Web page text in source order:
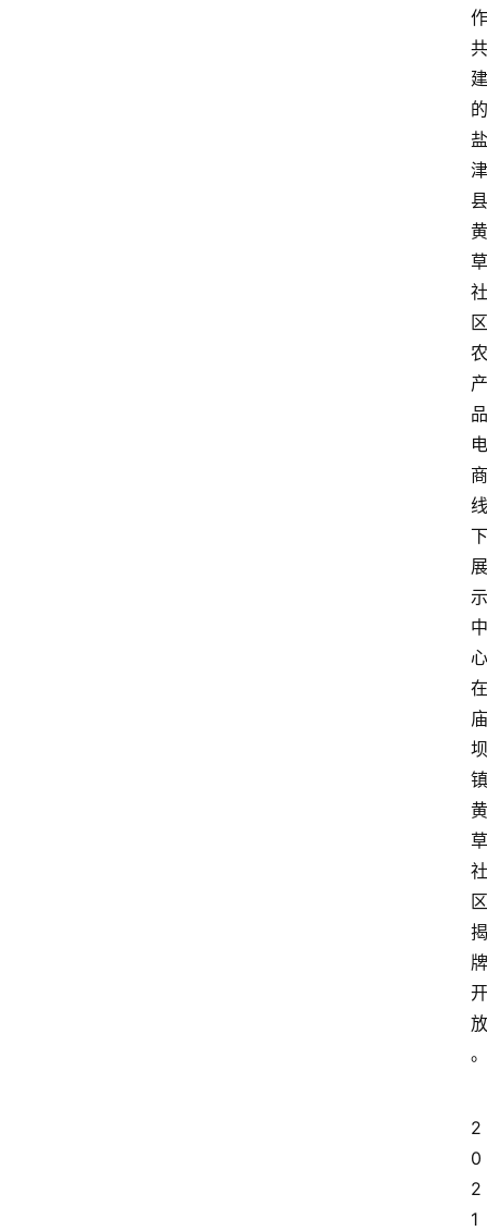
作
共
建
的
盐
津
县
黄
草
社
区
农
产
品
电
商
线
下
展
示
中
心
在
庙
坝
镇
黄
草
社
区
揭
牌
开
放
。
2
0
2
1